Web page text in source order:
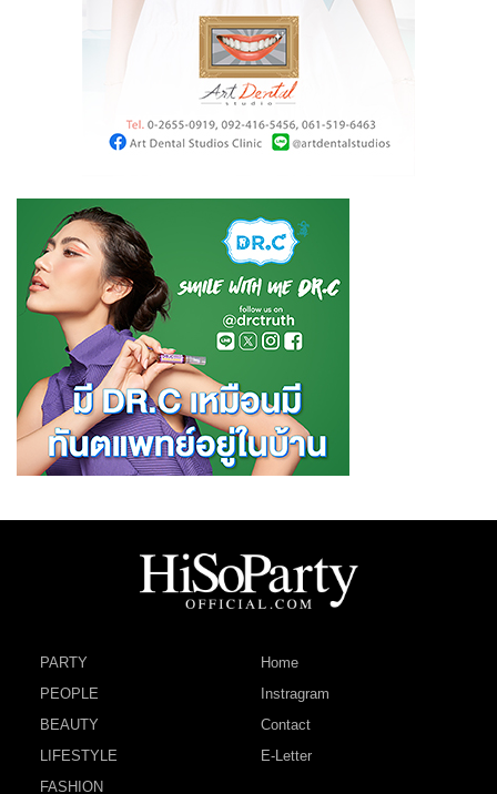
PARTY
PEOPLE
BEAUTY
LIFESTYLE
FASHION
Home
Instragram
Contact
E-Letter